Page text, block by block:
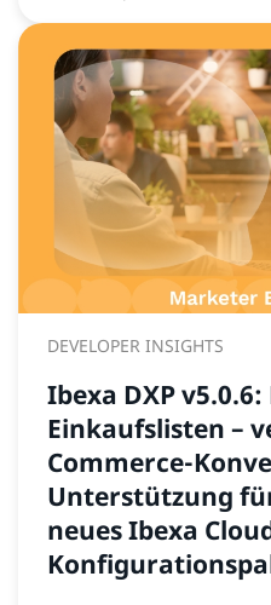
DEVELOPER INSIGHTS
Ibexa DXP v5.0.6:
Einkaufslisten –
Commerce-
Unterstützung
neues Ibexa